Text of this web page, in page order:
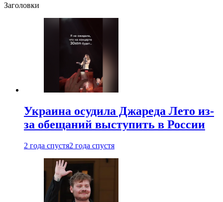
Заголовки
Украина осудила Джареда Лето из-
за обещаний выступить в России
2 года спустя2 года спустя